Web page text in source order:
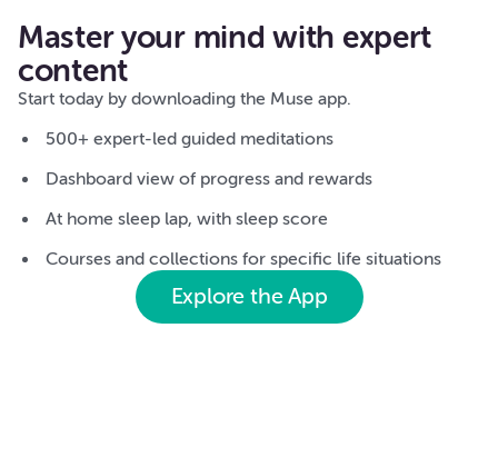
Master your mind with expert
content
Start today by downloading the Muse app.
500+ expert-led guided meditations
Dashboard view of progress and rewards
At home sleep lap, with sleep score
Courses and collections for specific life situations
Explore the App